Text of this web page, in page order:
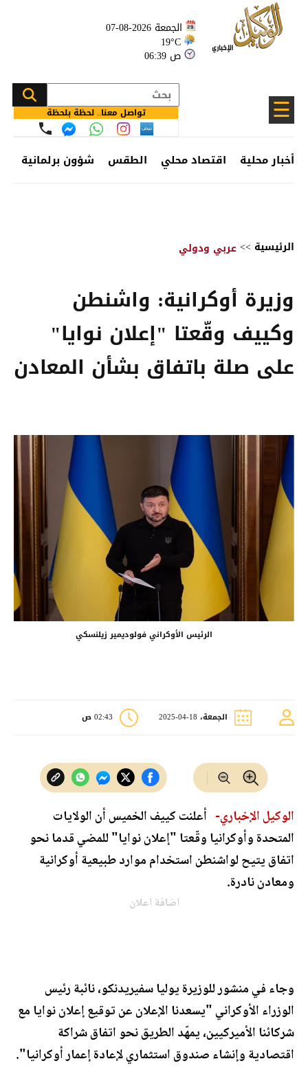
الجمعة 2026-08-07
19°C
06:39 ص
☰ تواصل معنا.. لحظة بلحظة
أخبار محلية اقتصاد محلي الطقس شؤون برلمانية
الرئيسية >>عربي ودولي
وزيرة أوكرانية: واشنطن
وكييف وقّعتا "إعلان نوايا"
على صلة باتفاق بشأن المعادن
الرئيس الأوكراني فولوديمير زيلنسكي
الجمعة، 18-04-2025 02:43 ص
الوكيل الإخباري- أعلنت كييف الخميس أن الولايات
المتحدة وأوكرانيا وقّعتا "إعلان نوايا" للمضي قدما نحو
اتفاق يتيح لواشنطن استخدام موارد طبيعية أوكرانية
ومعادن نادرة.
اضافة اعلان
وجاء في منشور للوزيرة يوليا سفيريدنكو، نائبة رئيس
الوزراء الأوكراني "يسعدنا الإعلان عن توقيع إعلان نوايا مع
شركائنا الأميركيين، يمهّد الطريق نحو اتفاق شراكة
اقتصادية وإنشاء صندوق استثماري لإعادة إعمار أوكرانيا".